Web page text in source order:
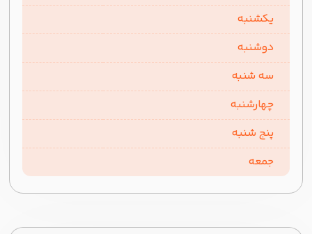
یکشنبه
دوشنبه
سه شنبه
چهارشنبه
پنج شنبه
جمعه